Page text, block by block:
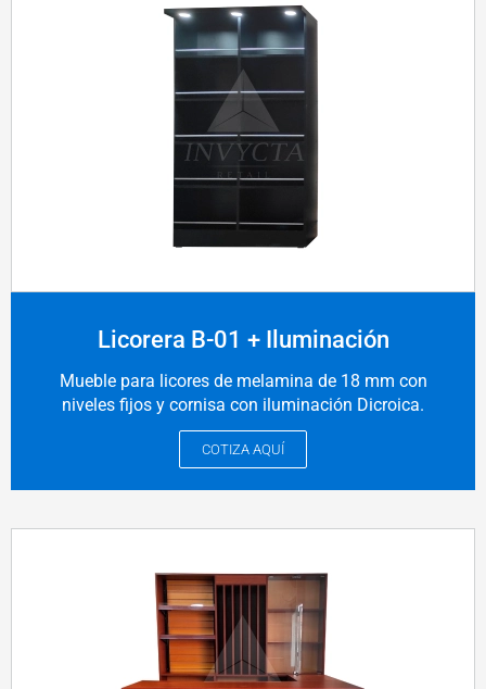
Licorera B-01 + Iluminación
Mueble para licores de melamina de 18 mm con
niveles fijos y cornisa con iluminación Dicroica.
COTIZA AQUÍ